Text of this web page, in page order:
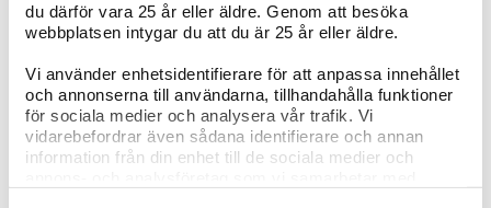
du därför vara 25 år eller äldre. Genom att besöka
webbplatsen intygar du att du är 25 år eller äldre.
Vi använder enhetsidentifierare för att anpassa innehållet
och annonserna till användarna, tillhandahålla funktioner
för sociala medier och analysera vår trafik. Vi
vidarebefordrar även sådana identifierare och annan
information från din enhet till de sociala medier och
10. Lägg upp majskycklingen, sparrisen och purén på 4
Recept: Mattias Larsson